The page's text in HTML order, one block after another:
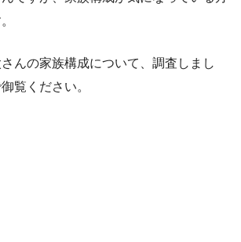
んの家族構成について、調査しまし
覧ください。